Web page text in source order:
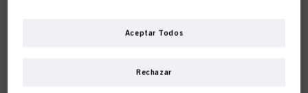
SECADO 200ml
mejoren su uso de este sitio web y/o para marketing personalizado
base, rastrearemos sus compras de nuestros productos en sitios web de terceros,
Rechazar
Aceptar Todos